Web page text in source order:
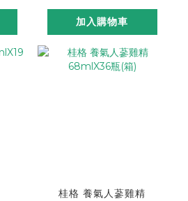
加入購物車
桂格 養氣人蔘雞精